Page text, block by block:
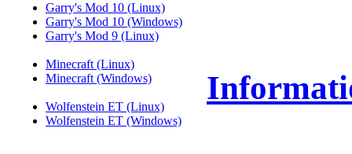
Garry's Mod 10 (Linux)
Garry's Mod 10 (Windows)
Garry's Mod 9 (Linux)
Minecraft (Linux)
Minecraft (Windows)
Wolfenstein ET (Linux)
Wolfenstein ET (Windows)